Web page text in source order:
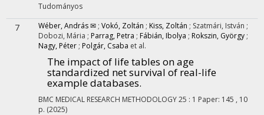
Tudományos
7 Wéber, András ✉ ; Vokó, Zoltán ; Kiss, Zoltán ; Szatmári, István ;
Dobozi, Mária ; Parrag, Petra ; Fábián, Ibolya ; Rokszin, György ;
Nagy, Péter ; Polgár, Csaba et al.
The impact of life tables on age
standardized net survival of real-life
example databases.
BMC MEDICAL RESEARCH METHODOLOGY25 : 1 Paper: 145 , 10
p. (2025)